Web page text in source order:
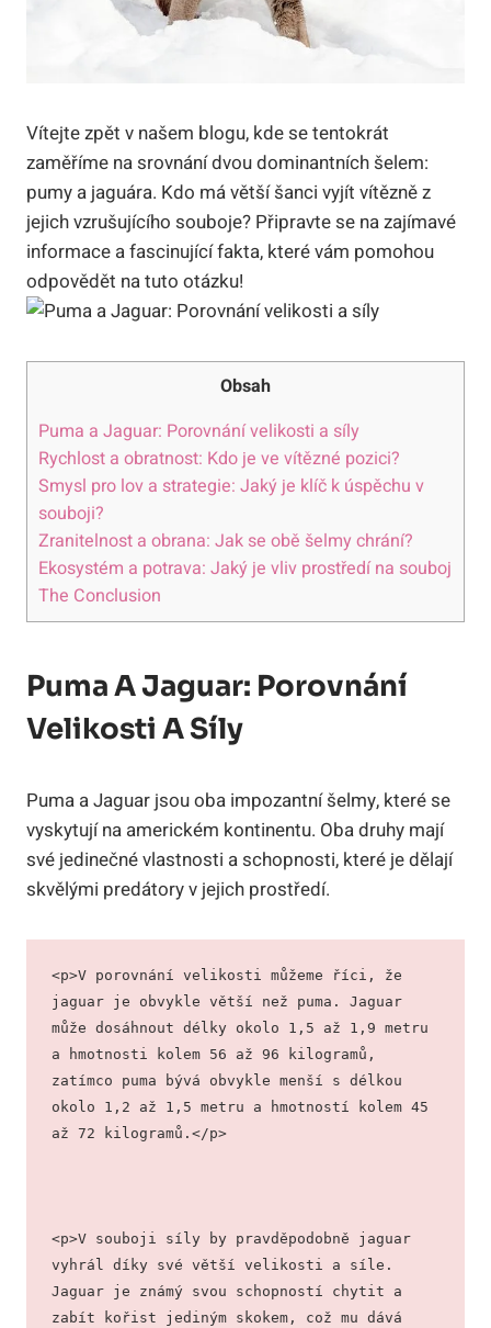
Vítejte zpět v našem blogu, kde se tentokrát
zaměříme na srovnání dvou dominantních šelem:
pumy a jaguára. Kdo má větší šanci vyjít vítězně z
jejich vzrušujícího souboje? Připravte se na zajímavé
informace a fascinující fakta, které vám pomohou
odpovědět na tuto otázku!
Obsah
Puma a Jaguar: Porovnání velikosti a síly
Rychlost a obratnost: Kdo je ve vítězné pozici?
Smysl pro lov a strategie: Jaký je klíč k úspěchu v
souboji?
Zranitelnost a obrana: Jak se obě šelmy chrání?
Ekosystém a potrava: Jaký je vliv prostředí na souboj
The Conclusion
Puma A Jaguar: Porovnání
Velikosti A Síly
Puma a Jaguar jsou oba impozantní šelmy, které se
vyskytují na americkém kontinentu. Oba druhy mají
své jedinečné vlastnosti a schopnosti, které je dělají
skvělými predátory v jejich prostředí.
<p>V porovnání velikosti můžeme říci, že
jaguar je obvykle větší než puma. Jaguar
může dosáhnout délky okolo 1,5 až 1,9 metru
a hmotnosti kolem 56 až 96 kilogramů,
zatímco puma bývá obvykle menší s délkou
okolo 1,2 až 1,5 metru a hmotností kolem 45
až 72 kilogramů.</p>
<p>V souboji síly by pravděpodobně jaguar
vyhrál díky své větší velikosti a síle.
Jaguar je známý svou schopností chytit a
zabít kořist jediným skokem, což mu dává